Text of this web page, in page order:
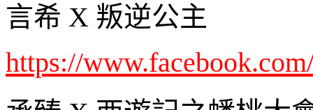
言希 X 叛逆公主
https://